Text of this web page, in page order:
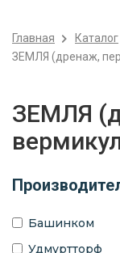
Главная Каталог
ЗЕМЛЯ (дренаж,
ЗЕМЛЯ
Башинком
Удмуртторф